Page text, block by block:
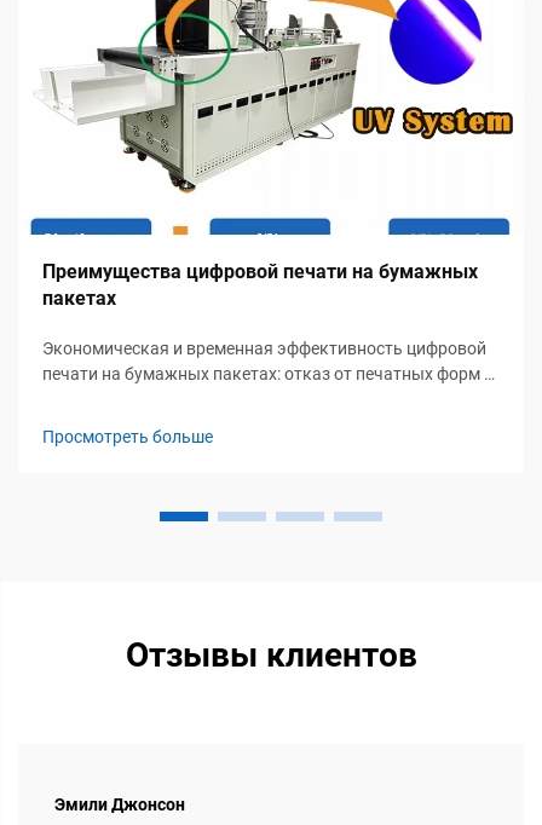
Преимущества цифровой печати на бумажных
пакетах
Экономическая и временная эффективность цифровой
печати на бумажных пакетах: отказ от печатных форм и
печать исключает дорогостоящие индивидуальные
Просмотреть больше
Отзывы клиентов
Эмили Джонсон